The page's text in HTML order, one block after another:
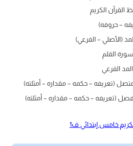
القرآن الكريم
– حروفه)
(الأصلي – الفرعي)
القلم
الفرعي
(تعريفه – حكمه – مقداره – أمثلته)
(تعريفه – حكمه – مقداره – أمثلته)
خامس إبتدائي ف1